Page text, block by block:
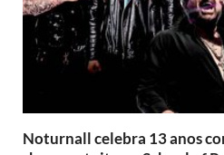
Noturnall celebra 13 anos